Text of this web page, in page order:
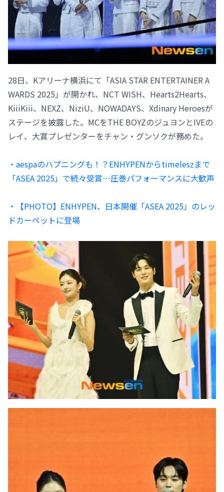
28日、Kアリーナ横浜にて「ASIA STAR ENTERTAINER A
WARDS 2025」が開かれ、NCT WISH、Hearts2Hearts、
KiiiKiii、NEXZ、NiziU、NOWADAYS、Xdinary Heroesが
ステージを披露した。MCをTHE BOYZのジュヨンとIVEの
レイ、大賞プレゼンターをチャン・グンソクが務めた。
・aespaのハプニングも！？ENHYPENからtimeleszまで
「ASEA 2025」で続々受賞…圧巻パフォーマンスに大歓声
・【PHOTO】ENHYPEN、日本開催「ASEA 2025」のレッ
ドカーペットに登場